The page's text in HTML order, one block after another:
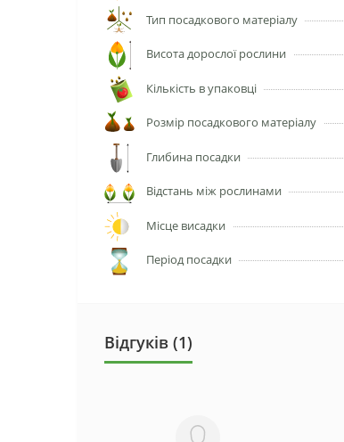
Тип посадкового матеріалу
Висота дорослої рослини
Кількість в упаковці
Розмір посадкового матеріалу
Глибина посадки
Відстань між рослинами
Місце висадки
Період посадки
Відгуків (1)